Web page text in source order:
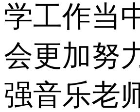
学工作当
会更加努
强音乐老